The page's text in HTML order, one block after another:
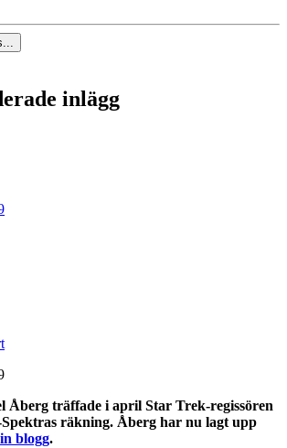
inlägg
Åberg träffade i april Star Trek-regissören
räkning. Åberg har nu lagt upp
blogg.